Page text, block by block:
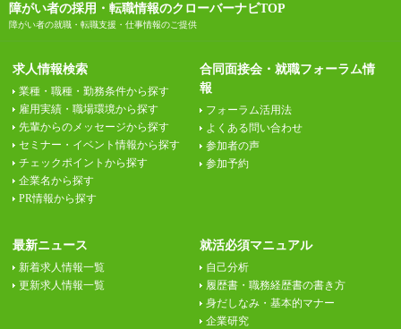
障がい者の採用・転職情報のクローバーナビTOP
障がい者の就職・転職支援・仕事情報のご提供
求人情報検索
業種・職種・勤務条件から探す
雇用実績・職場環境から探す
先輩からのメッセージから探す
セミナー・イベント情報から探す
チェックポイントから探す
企業名から探す
PR情報から探す
合同面接会・就職フォーラム情
報
フォーラム活用法
よくある問い合わせ
参加者の声
参加予約
最新ニュース
新着求人情報一覧
更新求人情報一覧
就活必須マニュアル
自己分析
履歴書・職務経歴書の書き方
身だしなみ・基本的マナー
企業研究